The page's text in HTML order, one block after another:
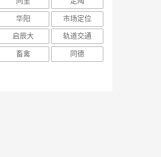
华阳
市场定位
启辰大
轨道交通
畜禽
同德